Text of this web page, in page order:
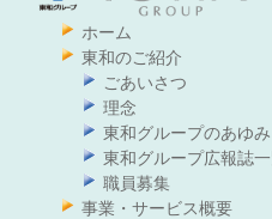
ホーム
東和のご紹介
ごあいさつ
理念
東和グループのあゆみ
東和グループ広報誌
職員募集
事業・サービス概要